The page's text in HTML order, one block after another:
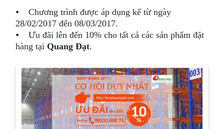
⦁ Chương trình được áp dụng kể từ ngày
28/02/2017 đến 08/03/2017.
⦁ Ưu đãi lên đến 10% cho tất cả các sản phẩm đặt
hàng tại Quang Đạt